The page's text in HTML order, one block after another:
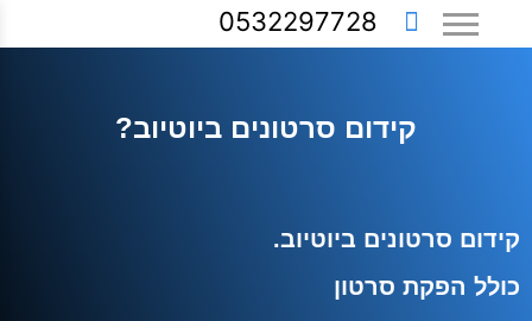
0532297728
קידום סרטונים ביוטיוב?
קידום סרטונים ביוטיוב.
כולל הפקת סרטון